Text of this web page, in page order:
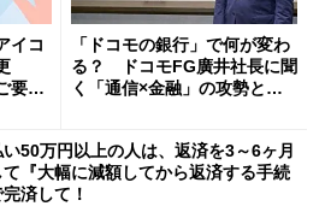
イコ
要望
「ドコモの銀行」で何が変わ
る？ ドコモFG廣井社長に聞
く「通信×金融」の攻勢とグ
い50万円以上の人は、返済を3～6ヶ月
『大幅に減額してから返済する手続
済して！